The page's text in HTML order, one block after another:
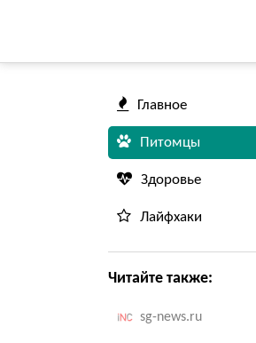
Главное
Питомцы
Здоровье
Лайфхаки
Читайте также:
sg-news.ru